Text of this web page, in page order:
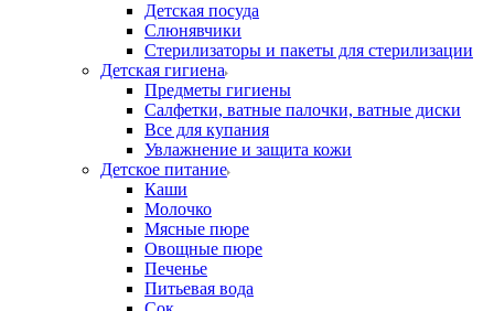
Детская посуда
Слюнявчики
Стерилизаторы и пакеты для стерилизации
Детская гигиена
Предметы гигиены
Салфетки, ватные палочки, ватные диски
Все для купания
Увлажнение и защита кожи
Детское питание
Каши
Молочко
Мясные пюре
Овощные пюре
Печенье
Питьевая вода